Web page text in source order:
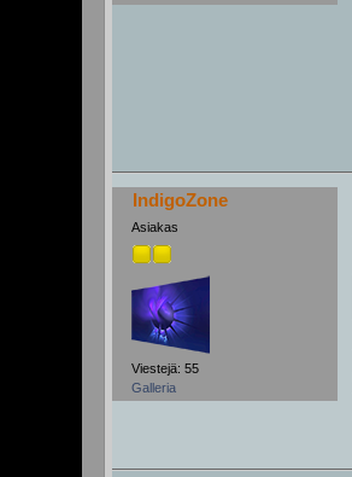
IndigoZone
Asiakas
Viestejä: 55
Galleria